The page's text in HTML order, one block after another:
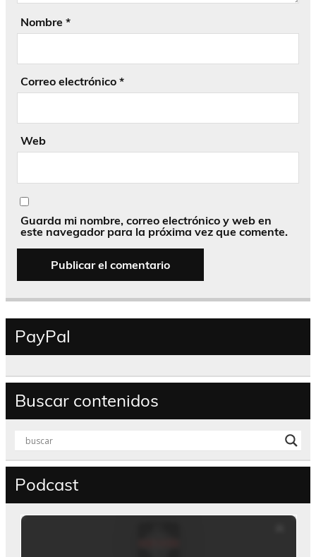
Nombre *
Correo electrónico *
Web
Guarda mi nombre, correo electrónico y web en
este navegador para la próxima vez que comente.
PayPal
Buscar contenidos
Podcast